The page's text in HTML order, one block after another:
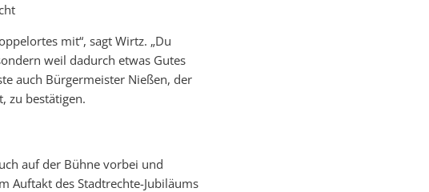
mit“, sagt Wirtz. „Du
weil dadurch etwas Gutes
auch Bürgermeister Nießen, der
zu bestätigen.
auf der Bühne vorbei und
Auftakt des Stadtrechte-Jubiläums